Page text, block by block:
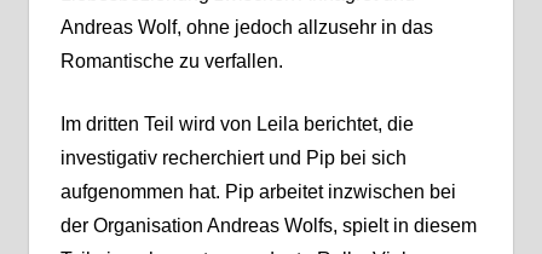
Andreas Wolf, ohne jedoch allzusehr in das
Romantische zu verfallen.
Im dritten Teil wird von Leila berichtet, die
investigativ recherchiert und Pip bei sich
aufgenommen hat. Pip arbeitet inzwischen bei
der Organisation Andreas Wolfs, spielt in diesem